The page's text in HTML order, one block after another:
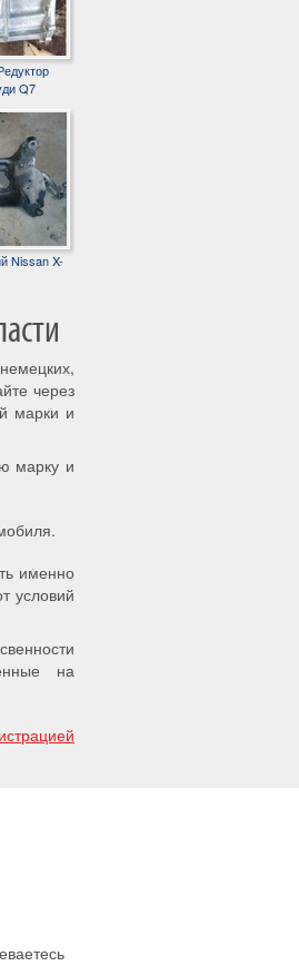
Q7
Nissan X-
через
марки и
марку и
именно
условий
на